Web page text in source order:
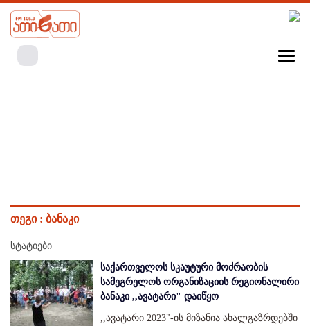
თეგი : ბანაკი
სტატიები
საქართველოს სკაუტური მოძრაობის
სამეგრელოს ორგანიზაციის რეგიონალირი
ბანაკი ,,ავატარი" დაიწყო
,,ავატარი 2023"-ის მიზანია ახალგაზრდებში